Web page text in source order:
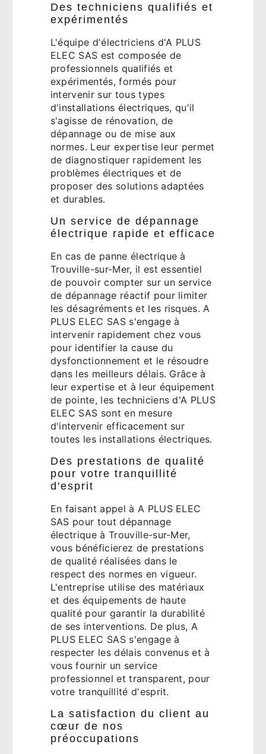
Des techniciens qualifiés et
expérimentés
L'équipe d'électriciens d'A PLUS
ELEC SAS est composée de
professionnels qualifiés et
expérimentés, formés pour
intervenir sur tous types
d'installations électriques, qu'il
s'agisse de rénovation, de
dépannage ou de mise aux
normes. Leur expertise leur permet
de diagnostiquer rapidement les
problèmes électriques et de
proposer des solutions adaptées
et durables.
Un service de dépannage
électrique rapide et efficace
En cas de panne électrique à
Trouville-sur-Mer, il est essentiel
de pouvoir compter sur un service
de dépannage réactif pour limiter
les désagréments et les risques. A
PLUS ELEC SAS s'engage à
intervenir rapidement chez vous
pour identifier la cause du
dysfonctionnement et le résoudre
dans les meilleurs délais. Grâce à
leur expertise et à leur équipement
de pointe, les techniciens d'A PLUS
ELEC SAS sont en mesure
d'intervenir efficacement sur
toutes les installations électriques.
Des prestations de qualité
pour votre tranquillité
d'esprit
En faisant appel à A PLUS ELEC
SAS pour tout dépannage
électrique à Trouville-sur-Mer,
vous bénéficierez de prestations
de qualité réalisées dans le
respect des normes en vigueur.
L'entreprise utilise des matériaux
et des équipements de haute
qualité pour garantir la durabilité
de ses interventions. De plus, A
PLUS ELEC SAS s'engage à
respecter les délais convenus et à
vous fournir un service
professionnel et transparent, pour
votre tranquillité d'esprit.
La satisfaction du client au
cœur de nos
préoccupations